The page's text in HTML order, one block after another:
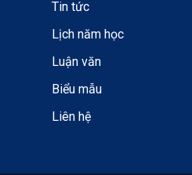
Tin tức
Lịch năm học
Luận văn
Biểu mẫu
Liên hệ